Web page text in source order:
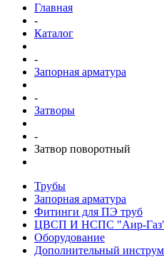
Главная
-
Каталог
-
Запорная арматура
-
Затворы
-
Затвор поворотный
Трубы
Запорная арматура
Фитинги для ПЭ труб
ЦВСП И НСПС "Аир-
Оборудование
Дополнительный